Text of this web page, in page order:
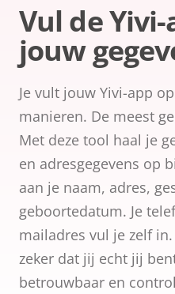
Vul de
jouw
Je vult jouw Yivi-app
manieren. De meest
Met deze tool haal je
en adresgegevens op
aan je naam, adres,
geboortedatum. Je
mailadres vul je zelf
zeker dat jij echt jij
betrouwbaar en